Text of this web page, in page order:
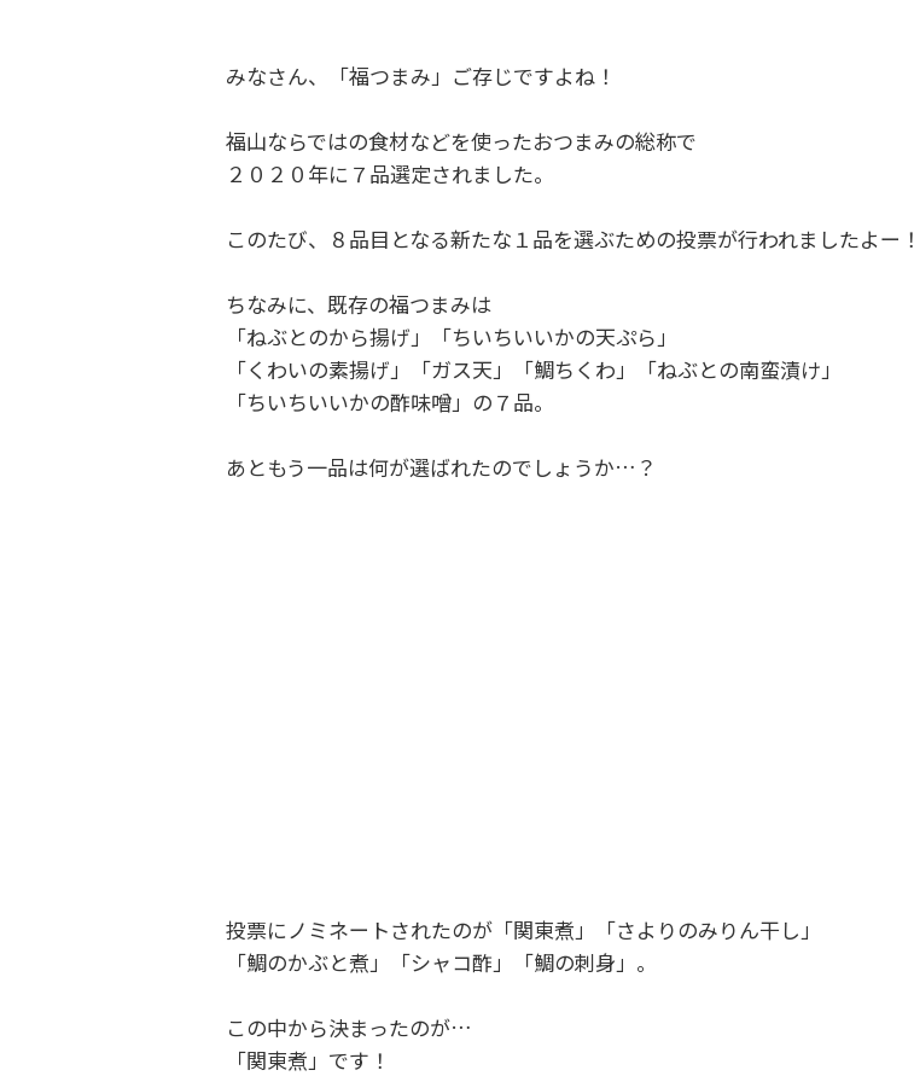
みなさん、「福つまみ」ご存じですよね！
福山ならではの食材などを使ったおつまみの総称で
２０２０年に７品選定されました。
このたび、８品目となる新たな１品を選ぶための投票が行われましたよー！
ちなみに、既存の福つまみは
「ねぶとのから揚げ」「ちいちいいかの天ぷら」
「くわいの素揚げ」「ガス天」「鯛ちくわ」「ねぶとの南蛮漬け」
「ちいちいいかの酢味噌」の７品。
あともう一品は何が選ばれたのでしょうか…？
投票にノミネートされたのが「関東煮」「さよりのみりん干し」
「鯛のかぶと煮」「シャコ酢」「鯛の刺身」。
この中から決まったのが…
「関東煮」です！